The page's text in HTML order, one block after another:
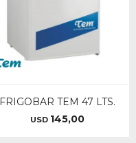
FRIGOBAR TEM 47 LTS.
USD 145,00